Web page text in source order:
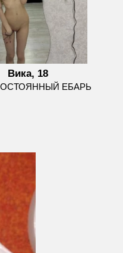
Вика, 18
ЕБАРЬ